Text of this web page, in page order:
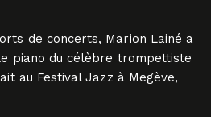
de concerts, Marion Lainé a
piano du célèbre trompettiste
au Festival Jazz à Megève,